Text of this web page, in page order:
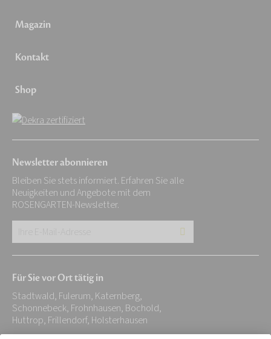
Magazin
Kontakt
Shop
Newsletter abonnieren
Bleiben Sie stets informiert. Erfahren Sie alle
Neuigkeiten und Angebote mit dem
ROSENGARTEN-Newsletter.
Adresse:
*
Für Sie vor Ort tätig in
Stadtwald, Fulerum, Katernberg,
Schonnebeck, Frohnhausen, Bochold,
Huttrop, Frillendorf, Holsterhausen